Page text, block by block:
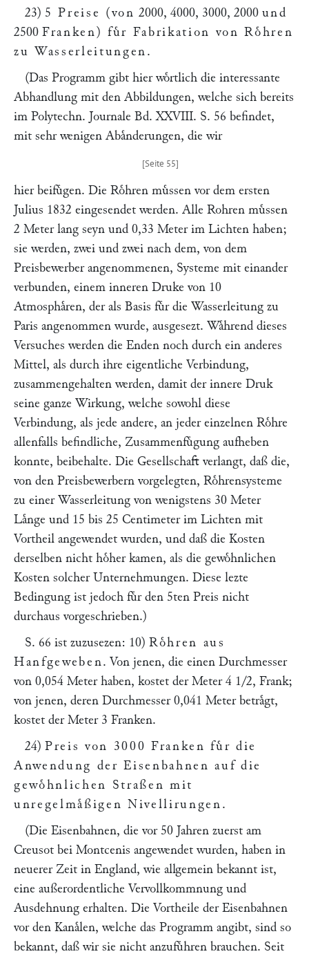
23) 5 Preise (von 2000, 4000, 3000, 2000 und
2500 Franken) fuͤr Fabrikation von Roͤhren
zu Wasserleitungen .
(Das Programm gibt hier woͤrtlich die interessante
Abhandlung mit den Abbildungen, welche sich bereits
im Polytechn. Journale Bd. XXVIII. S. 56 befindet,
mit sehr wenigen Abaͤnderungen, die wir
hier beifuͤgen. Die Roͤhren muͤssen vor dem ersten
Julius 1832 eingesendet werden. Alle Rohren muͤssen
2 Meter lang seyn und 0,33 Meter im Lichten haben;
sie werden, zwei und zwei nach dem, von dem
Preisbewerber angenommenen, Systeme mit einander
verbunden, einem inneren Druke von 10
Atmosphaͤren, der als Basis fuͤr die Wasserleitung zu
Paris angenommen wurde, ausgesezt. Waͤhrend dieses
Versuches werden die Enden noch durch ein anderes
Mittel, als durch ihre eigentliche Verbindung,
zusammengehalten werden, damit der innere Druk
seine ganze Wirkung, welche sowohl diese
Verbindung, als jede andere, an jeder einzelnen Roͤhre
allenfalls befindliche, Zusammenfuͤgung aufheben
konnte, beibehalte. Die Gesellschaft verlangt, daß die,
von den Preisbewerbern vorgelegten, Roͤhrensysteme
zu einer Wasserleitung von wenigstens 30 Meter
Laͤnge und 15 bis 25 Centimeter im Lichten mit
Vortheil angewendet wurden, und daß die Kosten
derselben nicht hoͤher kamen, als die gewoͤhnlichen
Kosten solcher Unternehmungen. Diese lezte
Bedingung ist jedoch fuͤr den 5ten Preis nicht
durchaus vorgeschrieben.)
S. 66 ist zuzusezen: 10) Roͤhren aus
Hanfgeweben. Von jenen, die einen Durchmesser
von 0,054 Meter haben, kostet der Meter 4 1/2, Frank;
von jenen, deren Durchmesser 0,041 Meter betraͤgt,
kostet der Meter 3 Franken.
24) Preis von 3000 Franken fuͤr die
Anwendung der Eisenbahnen auf die
gewoͤhnlichen Straßen mit
unregelmaͤßigen Nivellirungen .
(Die Eisenbahnen, die vor 50 Jahren zuerst am
Creusot bei Montcenis angewendet wurden, haben in
neuerer Zeit in England, wie allgemein bekannt ist,
eine außerordentliche Vervollkommnung und
Ausdehnung erhalten. Die Vortheile der Eisenbahnen
vor den Kanaͤlen, welche das Programm angibt, sind so
bekannt, daß wir sie nicht anzufuͤhren brauchen. Seit